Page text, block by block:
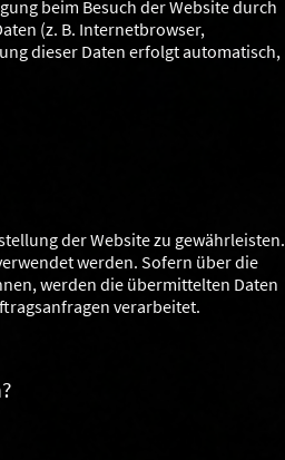
beim Besuch der Website durch
(z. B. Internetbrowser,
dieser Daten erfolgt automatisch,
der Website zu gewährleisten.
werden. Sofern über die
werden die übermittelten Daten
verarbeitet.